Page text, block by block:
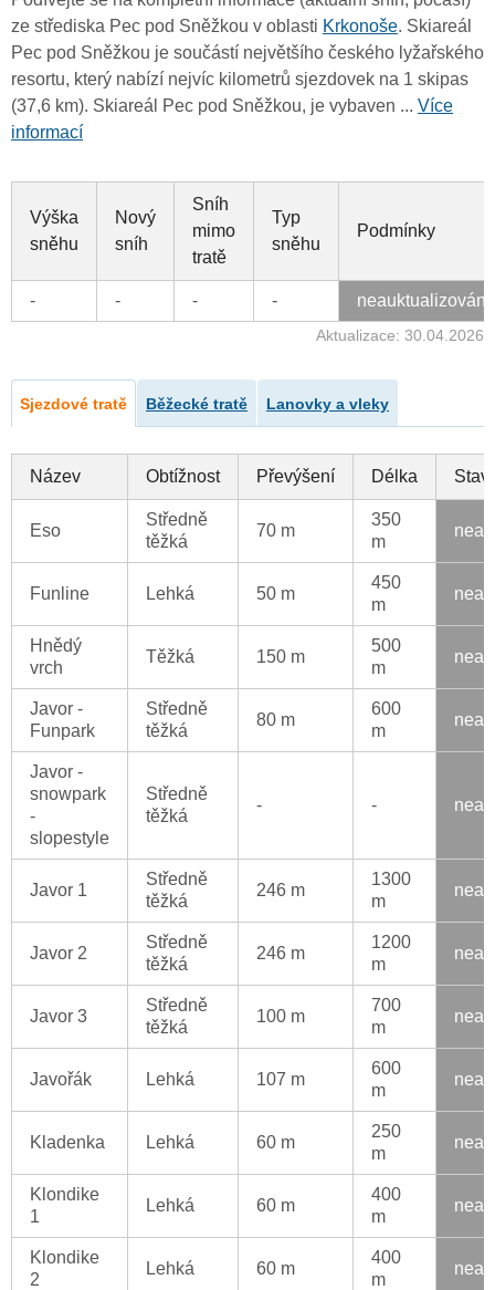
ze střediska Pec pod Sněžkou v oblasti Krkonoše. Skiareál
Pec pod Sněžkou je součástí největšího českého lyžařského
resortu, který nabízí nejvíc kilometrů sjezdovek na 1 skipas
(37,6 km). Skiareál Pec pod Sněžkou, je vybaven ... Více
informací
Výška
sněhu
Nový
sníh
Sníh
mimo
tratě
Typ
sněhu
Podmínky
- - - - neauktualizováno
Aktualizace: 30.04.2026
Sjezdové tratě Běžecké tratě Lanovky a vleky
Název Obtížnost Převýšení Délka Stav
Eso
Středně
těžká
70 m
350
m
Funline Lehká 50 m
450
m
Hnědý
vrch
Těžká 150 m
500
m
Javor -
Funpark
Středně
těžká
80 m
600
m
Javor -
snowpark
-
slopestyle
Středně
těžká
- -
Javor 1
Středně
těžká
246 m
1300
m
Javor 2
Středně
těžká
246 m
1200
m
Javor 3
Středně
těžká
100 m
700
m
Javořák Lehká 107 m
600
m
Kladenka Lehká 60 m
250
m
Klondike
1
Lehká 60 m
400
m
Klondike
2
Lehká 60 m
400
m